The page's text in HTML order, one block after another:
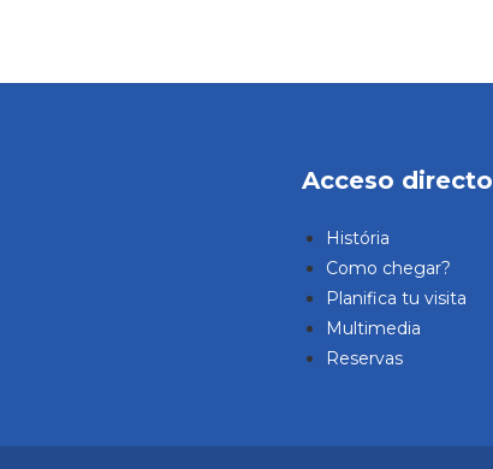
Acceso directo
História
Como chegar?
Planifica tu visita
Multimedia
Reservas